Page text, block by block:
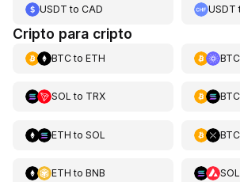
USDT to CAD USDT
Cripto para cripto
BTCto ETH BTC
SOL to TRX BTC
ETH to SOL BTC
ETH to BNB SOL